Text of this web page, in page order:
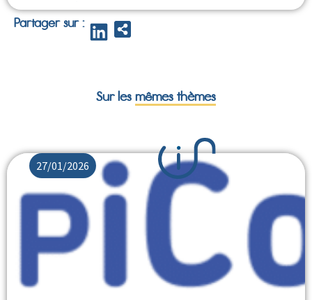
Partager sur :
Sur les mêmes thèmes
27/01/2026